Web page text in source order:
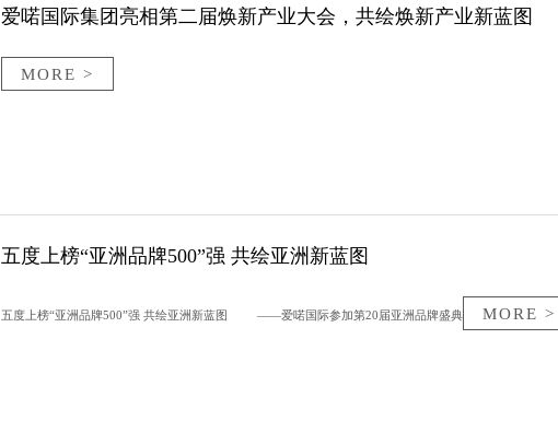
爱喏国际集团亮相第二届焕新产业大会，共绘焕新产业新蓝图
MORE >
五度上榜“亚洲品牌500”强 共绘亚洲新蓝图
五度上榜“亚洲品牌500”强 共绘亚洲新蓝图 ——爱喏国际参加第20届亚洲品牌盛典 MORE >